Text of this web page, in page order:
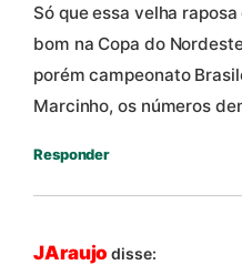
Só que essa velha
bom na Copa do
porém campeonato
Marcinho, os números
Responder
JAraujo disse: